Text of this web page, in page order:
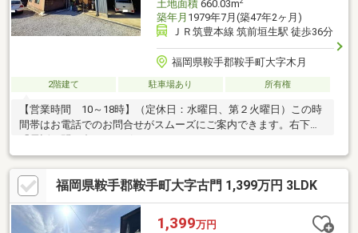
土地面積660.03m
築年月 1979年7月(築47年2ヶ月)
ＪＲ筑豊本線 筑前垣生駅 徒歩36分
福岡県鞍手郡鞍手町大字木月
2階建て 駐車場あり 所有権
【営業時間 10～18時】（定休日：水曜日、第２火曜日）この時
間帯はお電話でのお問合せがスムーズにご案内できます。右下の
福岡県鞍手郡鞍手町大字古門 1,399万円 3LDK
1,399万円